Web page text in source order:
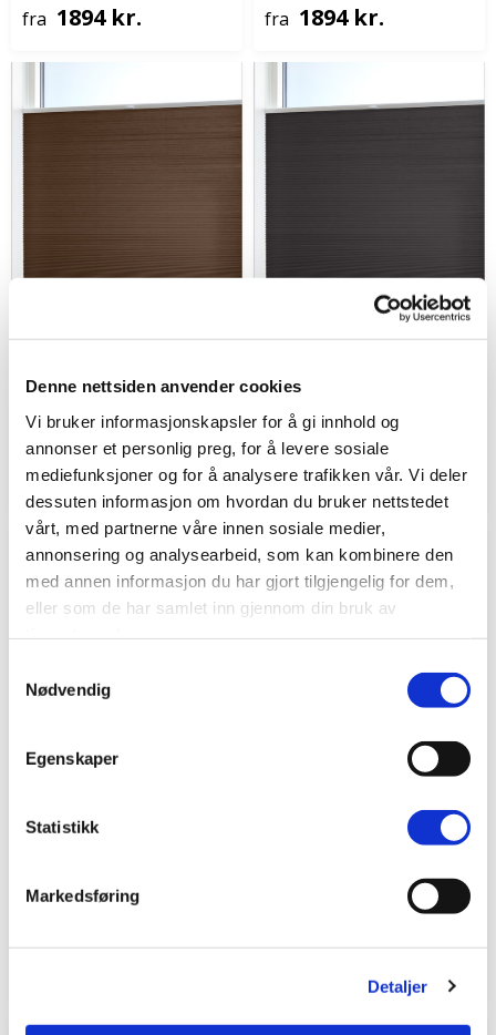
Denne nettsiden anvender cookies
Vi bruker informasjonskapsler for å gi innhold og
annonser et personlig preg, for å levere sosiale
mediefunksjoner og for å analysere trafikken vår. Vi deler
dessuten informasjon om hvordan du bruker nettstedet
vårt, med partnerne våre innen sosiale medier,
annonsering og analysearbeid, som kan kombinere den
med annen informasjon du har gjort tilgjengelig for dem,
eller som de har samlet inn gjennom din bruk av
Nødvendig
Egenskaper
Statistikk
Markedsføring
Detaljer
fra 1894 kr. fra 1894 kr.
Plisségardin opp og ned
Latte – Enkeltlag
Spesialvarer i
fra 1894 kr.
Plisségardin opp og ned
Mørk brun – Enkeltlag
Spesialvarer i
fra 1894 kr.
Plisségardin easylift
Latte – Enkeltlag
Plisségardin easylift
Mørk brun – Enkeltlag